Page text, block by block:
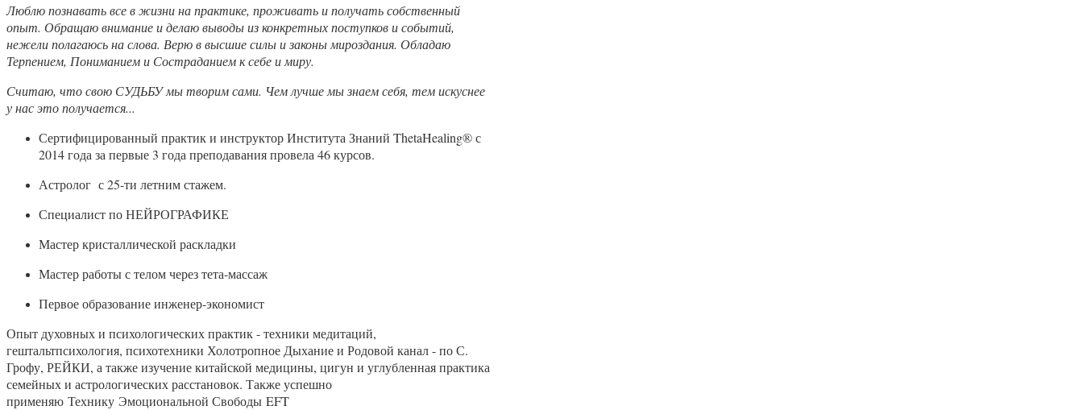
Люблю познавать все в жизни на практике, проживать и получать собственный
опыт. Обращаю внимание и делаю выводы из конкретных поступков и событий,
нежели полагаюсь на слова. Верю в высшие силы и законы мироздания. Обладаю
Терпением, Пониманием и Состраданием к себе и миру.
Считаю, что свою СУДЬБУ мы творим сами. Чем лучше мы знаем себя, тем искуснее
у нас это получается...
Сертифицированный практик и инструктор Института Знаний ThetaHealing® с
2014 года за первые 3 года преподавания провела 46 курсов.
Астролог с 25-ти летним стажем.
Специалист по НЕЙРОГРАФИКЕ
Мастер кристаллической раскладки
Мастер работы с телом через тета-массаж
Первое образование инженер-экономист
Опыт духовных и психологических практик - техники медитаций,
гештальтпсихология, психотехники Холотропное Дыхание и Родовой канал - по С.
Грофу, РЕЙКИ, а также изучение китайской медицины, цигун и углубленная практика
семейных и астрологических расстановок. Также успешно
применяю Технику Эмоциональной Свободы EFT